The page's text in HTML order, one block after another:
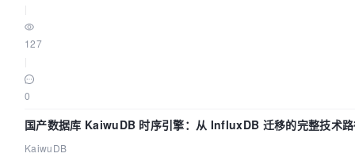
127
0
国产数据库 KaiwuDB 时序引擎：从 InfluxDB 迁移的完整技术
KaiwuDB